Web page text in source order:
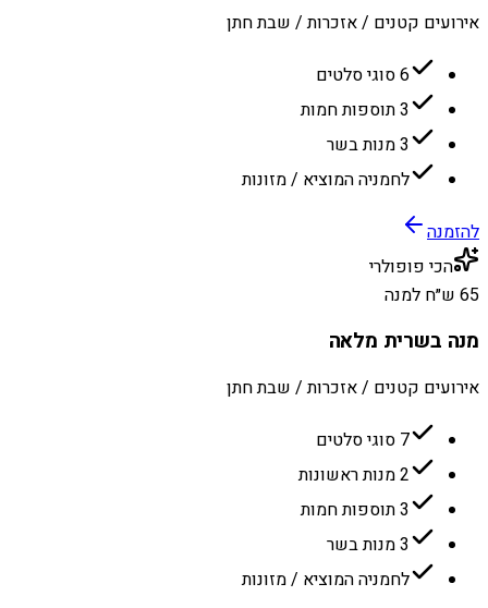
אירועים קטנים / אזכרות / שבת חתן
6 סוגי סלטים
3 תוספות חמות
3 מנות בשר
לחמניה המוציא / מזונות
להזמנה
הכי פופולרי
65 ש״ח למנה
מנה בשרית מלאה
אירועים קטנים / אזכרות / שבת חתן
7 סוגי סלטים
2 מנות ראשונות
3 תוספות חמות
3 מנות בשר
לחמניה המוציא / מזונות